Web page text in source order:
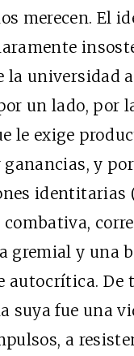
merecen. El
la universidad
un lado, por
le exige
y
identitarias
gremial y una
autocrítica. De
suya fue una
a